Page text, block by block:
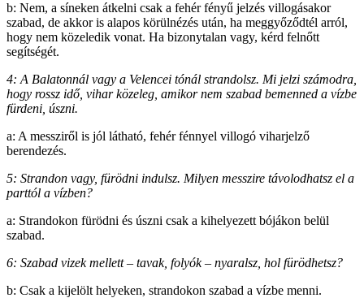
b: Nem, a síneken átkelni csak a fehér fényű jelzés villogásakor
szabad, de akkor is alapos körülnézés után, ha meggyőződtél arról,
hogy nem közeledik vonat. Ha bizonytalan vagy, kérd felnőtt
segítségét.
4: A Balatonnál vagy a Velencei tónál strandolsz. Mi jelzi számodra,
hogy rossz idő, vihar közeleg, amikor nem szabad bemenned a vízbe
fürdeni, úszni.
a: A messziről is jól látható, fehér fénnyel villogó viharjelző
berendezés.
5: Strandon vagy, fürödni indulsz. Milyen messzire távolodhatsz el a
parttól a vízben?
a: Strandokon fürödni és úszni csak a kihelyezett bójákon belül
szabad.
6: Szabad vizek mellett – tavak, folyók – nyaralsz, hol fürödhetsz?
b: Csak a kijelölt helyeken, strandokon szabad a vízbe menni.